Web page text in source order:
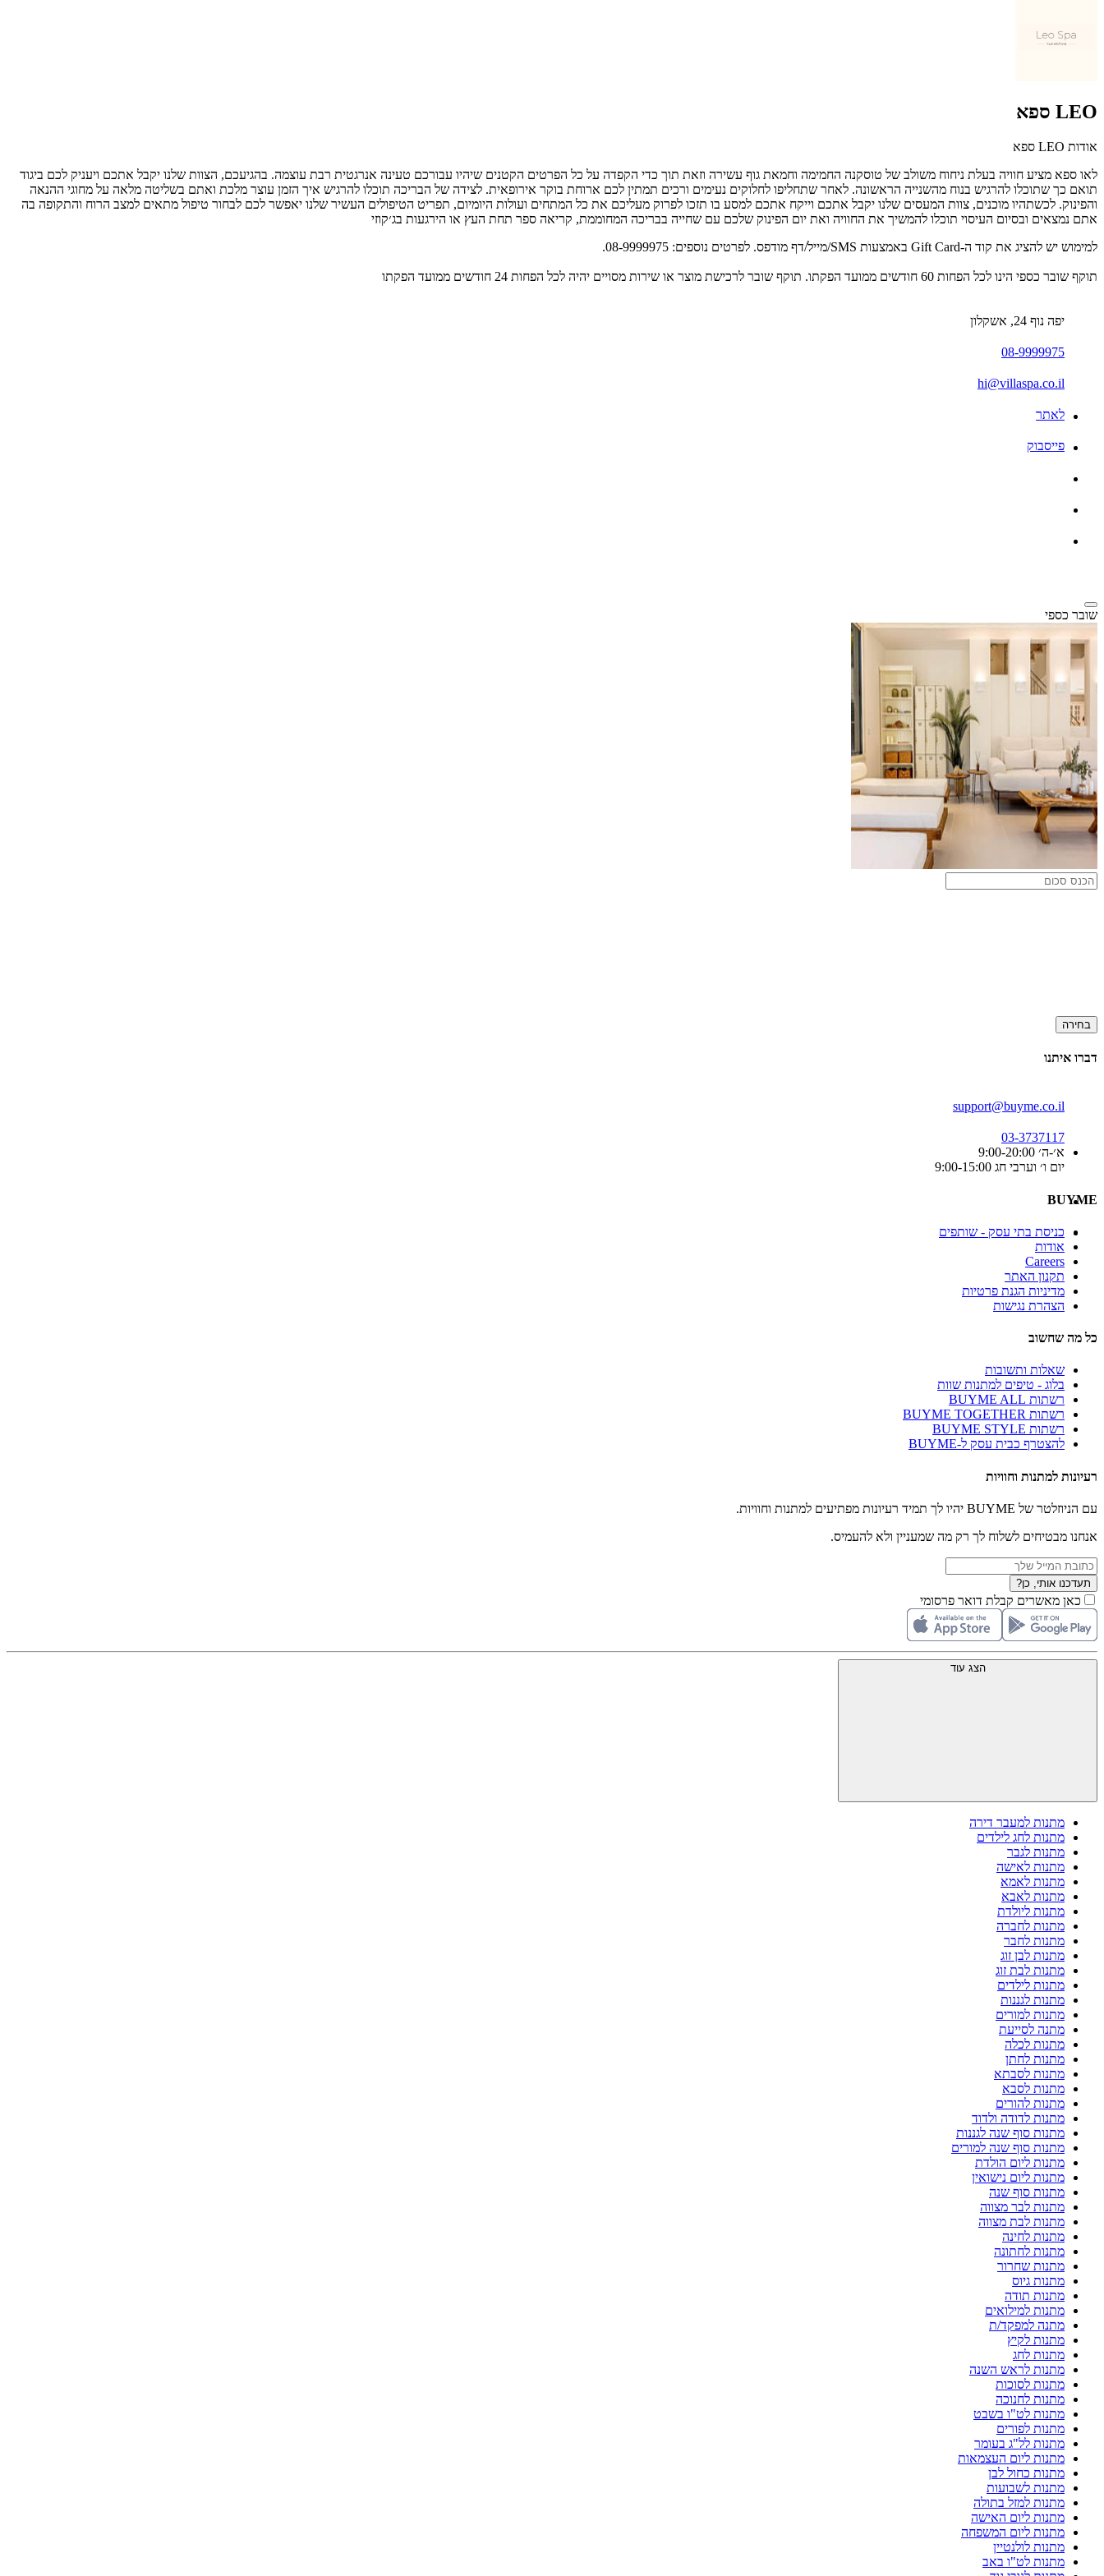
LEO ספא
אודות LEO ספא
לאו ספא מציע חוויה בעלת ניחוח משולב של טוסקנה החמימה וחמאת גוף עשירה וזאת תוך כדי הקפדה על כל הפרטים הקטנים שיהיו עבורכם טעינה אנרגטית רבת עוצמה. בהגיעכם, הצוות שלנו יקבל אתכם ויעניק לכם ביגוד
תואם כך שתוכלו להרגיש בנוח מהשנייה הראשונה. לאחר שתחליפו לחלוקים נעימים ורכים תמתין לכם ארוחת בוקר אירופאית. לצידה של הבריכה תוכלו להרגיש איך הזמן עוצר מלכת ואתם בשליטה מלאה על מחוגי ההנאה
והפינוק. לכשתהיו מוכנים, צוות המעסים שלנו יקבל אתכם וייקח אתכם למסע בו תזכו לפרוק מעליכם את כל המתחים ועולות היומיום, תפריט הטיפולים העשיר שלנו יאפשר לכם לבחור טיפול מתאים למצב הרוח והתקופה בה
אתם נמצאים ובסיום העיסוי תוכלו להמשיך את החוויה ואת יום הפינוק שלכם עם שחייה בבריכה המחוממת, קריאה ספר תחת העץ או הירגעות בג׳קוזי
למימוש יש להציג את קוד ה-Gift Card באמצעות SMS/מייל/דף מודפס. לפרטים נוספים: 08-9999975.
תוקף שובר כספי הינו לכל הפחות 60 חודשים ממועד הפקתו. תוקף שובר לרכישת מוצר או שירות מסויים יהיה לכל הפחות 24 חודשים ממועד הפקתו
יפה נוף 24, אשקלון
08-9999975
hi@villaspa.co.il
לאתר
פייסבוק
שובר כספי
בחירה
דברו איתנו
support@buyme.co.il
03-3737117
א׳-ה׳ 9:00-20:00
יום ו׳ וערבי חג 9:00-15:00
BUYME
כניסת בתי עסק - שותפים
אודות
Careers
תקנון האתר
מדיניות הגנת פרטיות
הצהרת נגישות
כל מה שחשוב
שאלות ותשובות
בלוג - טיפים למתנות שוות
רשתות BUYME ALL
רשתות BUYME TOGETHER
רשתות BUYME STYLE
להצטרף כבית עסק ל-BUYME
רעיונות למתנות וחוויות
עם הניוזלטר של BUYME יהיו לך תמיד רעיונות מפתיעים למתנות וחוויות.
אנחנו מבטיחים לשלוח לך רק מה שמעניין ולא להעמיס.
תעדכנו אותי, כן?
כאן מאשרים קבלת דואר פרסומי
הצג עוד
מתנות למעבר דירה
מתנות לחג לילדים
מתנות לגבר
מתנות לאישה
מתנות לאמא
מתנות לאבא
מתנות ליולדת
מתנות לחברה
מתנות לחבר
מתנות לבן זוג
מתנות לבת זוג
מתנות לילדים
מתנות לגננות
מתנות למורים
מתנה לסייעת
מתנות לכלה
מתנות לחתן
מתנות לסבתא
מתנות לסבא
מתנות להורים
מתנות לדודה ולדוד
מתנות סוף שנה לגננות
מתנות סוף שנה למורים
מתנות ליום הולדת
מתנות ליום נישואין
מתנות סוף שנה
מתנות לבר מצווה
מתנות לבת מצווה
מתנות לחינה
מתנות לחתונה
מתנות שחרור
מתנות גיוס
מתנות תודה
מתנות למילואים
מתנה למפקד/ת
מתנות לקיץ
מתנות לחג
מתנות לראש השנה
מתנות לסוכות
מתנות לחנוכה
מתנות לט"ו בשבט
מתנות לפורים
מתנות לל"ג בעומר
מתנות ליום העצמאות
מתנות כחול לבן
מתנות לשבועות
מתנות למזל בתולה
מתנות ליום האישה
מתנות ליום המשפחה
מתנות לולנטיין
מתנות לט"ו באב